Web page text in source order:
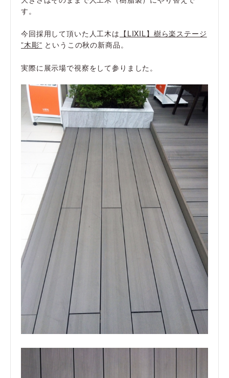
す。
今回採用して頂いた人工木は 【LIXIL】樹ら楽ステージ
”木彫” というこの秋の新商品。
実際に展示場で視察をして参りました。